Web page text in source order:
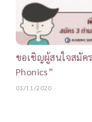
ขอเชิญผู้สนใจสมัค
Phonics”
03/11/2020